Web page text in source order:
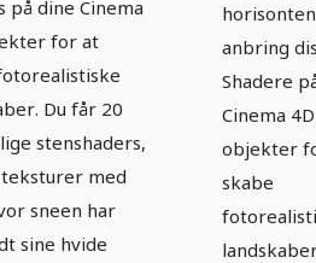
på dine Cinema
for at
Du får 20
stenshaders,
med
sneen har
sine hvide
anbring
Shadere
Cinema
objekter
skabe